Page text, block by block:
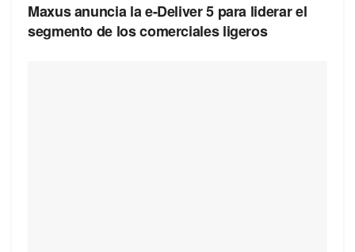
Maxus anuncia la e-Deliver 5 para liderar el
segmento de los comerciales ligeros